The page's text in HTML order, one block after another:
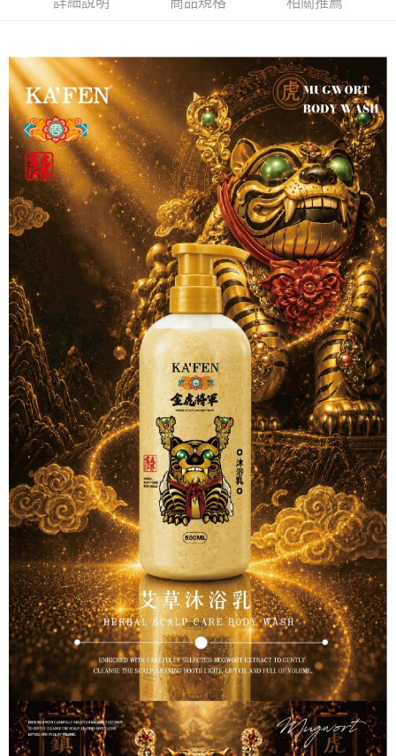
1.本服務由台灣大哥大提供，台灣大哥大用戶可立即使用無須另外申請。
3.實際核准額度、可分期數及費用金額請依後續交易確認頁面所載為準。
4.訂單成立30分鐘內，如未前往確認交易或遇審核未通過，訂單將自動取
消。如遇「轉專審核」未通過狀況，表示未達大哥付你分期系統評分，恕無
法說明評估內容。
【繳款方式說明】
1.分期款項不併入電信帳單，「大哥付你分期」於每月結算日後寄送繳費提
醒簡訊。
2.透過簡訊連結打開帳單後，可選擇「超商條碼／台灣大直營門市／銀行轉
帳／街口支付／iPASS MONEY」等通路繳費。
【注意事項】
1.本服務係由「台灣大哥大股份有限公司」（以下簡稱本公司）所提供，讓
用戶於交易時，得透過本服務購買商品或服務，並由商店將買賣／分期付款
買賣價金債權讓與本公司後，依約使用本公司帳單繳交帳款。
2.基於同意付款使用「大哥付你分期」之契約關係目的，商店將以您的個人
資料（包含姓名、電話或地址）提供予台灣大哥大進項蒐集、處理及利用，
由本公司與您本人進行分期帳單所需資料之確認、核對及更正。
3.完整用戶服務條款，請詳閱以下連結：
https://oppay.tw/userRule
AFTEE先享後付是「在收到商品之後才付款」的支付方式。 讓您購物簡單
便利好安心！
１．簡單：不需註冊會員、不需綁卡、不需儲值。
２．便利：只要手機號碼，簡訊認證，即可結帳。
３．安心：先確認商品／服務後，再付款。
【「AFTEE先享後付」結帳流程】
１．於結帳方式選擇「AFTEE先享後付」後，將跳轉至「AFTEE先享後付」
結帳頁面，進行簡訊認證並確認金額後，即可完成結帳。
２．訂單成立數日內，您將收到繳費通知簡訊。
３．收到繳費通知簡訊後14天內，點擊此簡訊中的連結，可透過四大超商／
ATM／網路銀行／等多元方式進行付款，方視為交易完成。
※ 請注意：結帳手續完成當下不需立刻繳費，但若您需要取消訂單，請聯絡
購買商品的店家。未經商家同意取消之訂單仍視為有效，需透過AFTEE先享
後付繳納相關費用。
※ 交易是否成功請以「AFTEE先享後付 」之結帳頁面顯示為準，若有關於
是否繳費成功／繳費後需取消欲退款等相關疑問，請聯繫「AFTEE先享後付
客戶支援中心」
https://netprotections.freshdesk.com/support/home
【注意事項】
１．透過由恩沛科技股份有限公司提供之「AFTEE先享後付」服務完成之交
易，需依本服務之必要範圍內提供個人資料，並將交易相關給付款項請求債
權轉讓予恩沛科技股份有限公司。
２．關於個人資料處理事宜，請瀏覽以下網址：
https://aftee.tw/terms/#terms3
３．未成年的使用者請事先徵得法定代理人或監護人之同意方可使用
「AFTEE先享後付」，若未經同意申辦者引起之損失，本公司不負相關責
任。
４．使用「AFTEE先享後付」時，將依據個別帳號之用戶狀況，依本公司即
時審查核予不同之上限額度；若仍有額度不足之情形，本公司將視審查結果
請求用戶進行身份認證。
５．嚴禁一人註冊多個帳號或使用他人資訊註冊。若發現惡意使用之情形，
恩沛科技股份有限公司將有權停止該用戶之使用額度並採取法律行動。
Hami Point
相關說明
「Hami Point」為中華電信所提供之點數服務，可於會員專區綁定中華電信
會員帳號後，即可在購物車使用 Hami Point 折抵消費金額 (1點等於1元)。
ATM付款
運送方式
先付款後全家取貨
每筆NT$100，滿NT$499(含以上)免運費
先付款後7-11取貨
每筆NT$100，滿NT$1,000(含以上)免運費
宅配
每筆NT$100，滿NT$1,000(含以上)免運費
離島宅配
每筆NT$250